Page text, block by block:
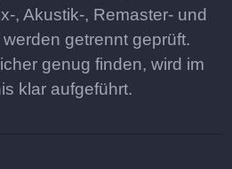
, Akustik-, Remaster- und
getrennt geprüft.
genug finden, wird im
klar aufgeführt.